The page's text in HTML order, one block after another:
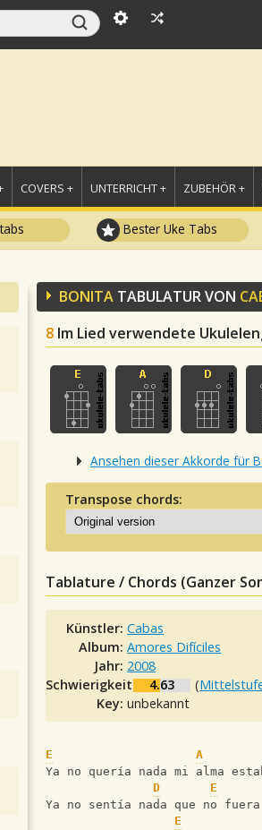
COVERS + UNTERRICHT + ZUBEHÖR +
Bester Uke Tabs
BONITA TABULATUR VON
8 Im Lied verwendete
Ansehen dieser Akkorde für
Transpose chords:
Tablature / Chords (Ganzer
Künstler:Cabas
Album:Amores Difíciles
Jahr: 2008
Schwierigkeit:
4.63 (
Key:unbekannt
E
A
Ya no quería nada mi alma
D
E
Ya no sentía nada que no
E